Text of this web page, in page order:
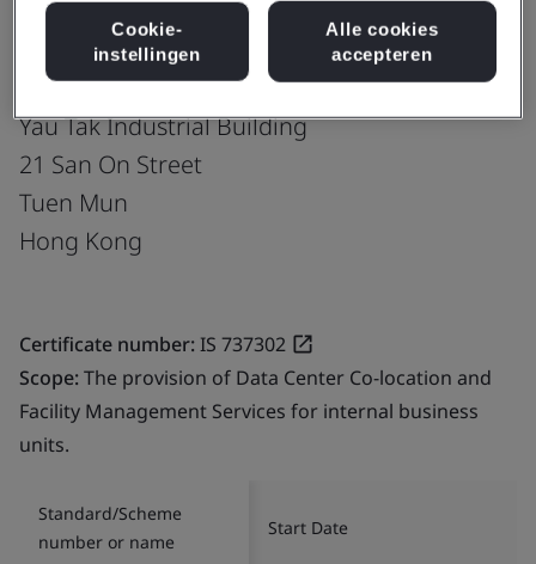
Hong Kong Telecommunications (HKT) Ltd.
Information Technology
4/F, Block B
Yau Tak Industrial Building
21 San On Street
Tuen Mun
Hong Kong
Certificate number:IS 737302
Scope:The provision of Data Center Co-location and
Facility Management Services for internal business
units.
Standard/Scheme
number or name
Start Date
Cookie-
instellingen
Alle cookies
accepteren